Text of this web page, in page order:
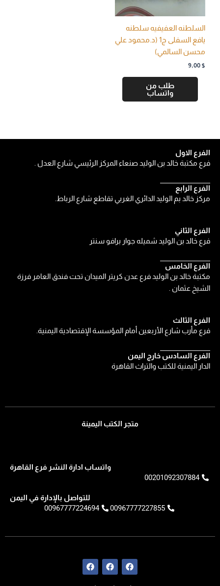
السلطنه العفيفيه سلطنه
يافع السفلى ج1 (د.محمود علي
محسن السالمي)
9,00 $
طلب من
واتساب
الفرع الثالث
فرع مأرب شارع الأربعين أمام المؤسسة الإقتصادية اليمنية.
الفرع السادس خارج اليمن
الدار اليمنية للكتب والتراث القاهرة
الفرع الثاني
فرع خالد بن الوليد شميله جوار برافو سنتر
الفرع الخامس
مكتبة خالد بن الوليد فرع عدن كريتر الميدان تحت فندق العامر فرزة
الشيخ عثمان .
الفرع الاول
فرع مكتبة خالد بن الوليد صنعاء المركز الرئيسي شارع العدل .
الفرع الرابع
مركز خالد بم الوليد الدائري الغربي تقاطع شارع الرباط.
متجر الكتب اليمينة
واتساب ادارة النشر فرع القاهرة
00201092307884
للتواصل بالإدارة في اليمن
00967777227855
00967777224694
F
a
F
a
F
a